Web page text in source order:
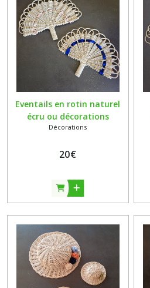
Eventails en rotin naturel
écru ou décorations
murales bohèmes - tressés
Décorations
20€